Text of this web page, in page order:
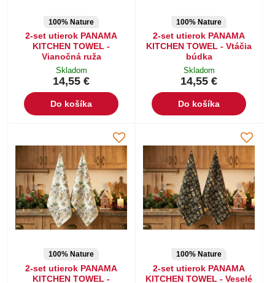
100% Nature
2-set utierok PANAMA
KITCHEN TOWEL -
Vianočná ruža
Skladom
14,55 €
Do košíka
100% Nature
2-set utierok PANAMA
KITCHEN TOWEL - Vtáčia
búdka
Skladom
14,55 €
Do košíka
100% Nature
2-set utierok PANAMA
KITCHEN TOWEL -
100% Nature
2-set utierok PANAMA
KITCHEN TOWEL - Veselé